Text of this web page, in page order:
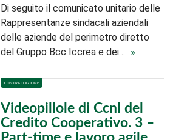
Di seguito il comunicato unitario delle
Rappresentanze sindacali aziendali
delle aziende del perimetro diretto
del Gruppo Bcc Iccrea e dei…
CONTRATTAZIONE
Videopillole di Ccnl del
Credito Cooperativo. 3 –